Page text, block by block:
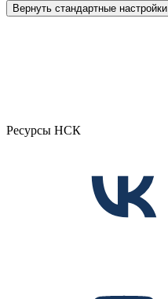
Вернуть стандартные настройки
Ресурсы НСК